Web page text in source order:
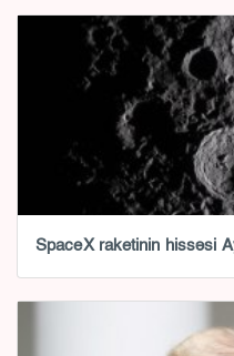
SpaceX raketinin hissəsi